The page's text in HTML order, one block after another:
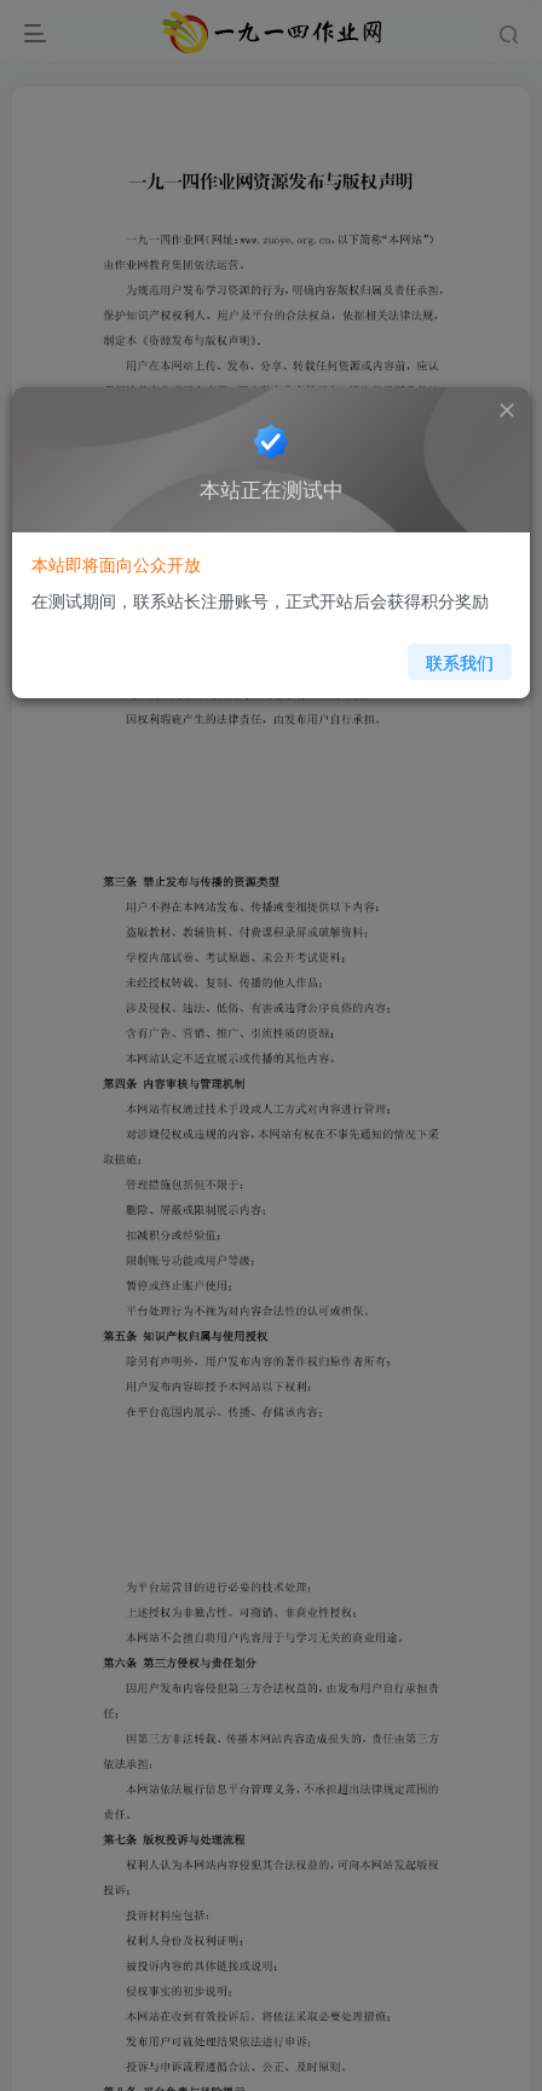
本站正在测试中
本站即将面向公众开放
在测试期间，联系站长注册账号，正式开站后会获得积分奖励
联系我们